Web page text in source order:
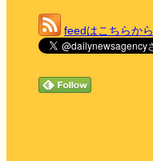
feedはこちらから